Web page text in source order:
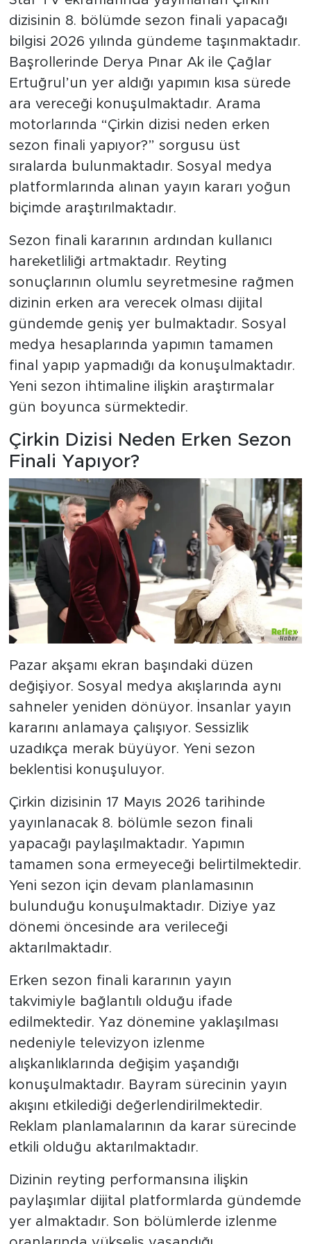
dizisinin 8. bölümde sezon finali yapacağı
bilgisi 2026 yılında gündeme taşınmaktadır.
Başrollerinde Derya Pınar Ak ile Çağlar
Ertuğrul’un yer aldığı yapımın kısa sürede
ara vereceği konuşulmaktadır. Arama
motorlarında “Çirkin dizisi neden erken
sezon finali yapıyor?” sorgusu üst
sıralarda bulunmaktadır. Sosyal medya
platformlarında alınan yayın kararı yoğun
biçimde araştırılmaktadır.
Sezon finali kararının ardından kullanıcı
hareketliliği artmaktadır. Reyting
sonuçlarının olumlu seyretmesine rağmen
dizinin erken ara verecek olması dijital
gündemde geniş yer bulmaktadır. Sosyal
medya hesaplarında yapımın tamamen
final yapıp yapmadığı da konuşulmaktadır.
Yeni sezon ihtimaline ilişkin araştırmalar
gün boyunca sürmektedir.
Çirkin Dizisi Neden Erken Sezon
Finali Yapıyor?
Pazar akşamı ekran başındaki düzen
değişiyor. Sosyal medya akışlarında aynı
sahneler yeniden dönüyor. İnsanlar yayın
kararını anlamaya çalışıyor. Sessizlik
uzadıkça merak büyüyor. Yeni sezon
beklentisi konuşuluyor.
Çirkin dizisinin 17 Mayıs 2026 tarihinde
yayınlanacak 8. bölümle sezon finali
yapacağı paylaşılmaktadır. Yapımın
tamamen sona ermeyeceği belirtilmektedir.
Yeni sezon için devam planlamasının
bulunduğu konuşulmaktadır. Diziye yaz
dönemi öncesinde ara verileceği
aktarılmaktadır.
Erken sezon finali kararının yayın
takvimiyle bağlantılı olduğu ifade
edilmektedir. Yaz dönemine yaklaşılması
nedeniyle televizyon izlenme
alışkanlıklarında değişim yaşandığı
konuşulmaktadır. Bayram sürecinin yayın
akışını etkilediği değerlendirilmektedir.
Reklam planlamalarının da karar sürecinde
etkili olduğu aktarılmaktadır.
Dizinin reyting performansına ilişkin
paylaşımlar dijital platformlarda gündemde
yer almaktadır. Son bölümlerde izlenme